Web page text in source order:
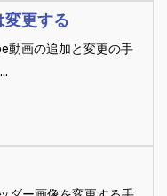
変更する
動画の追加と変更の手